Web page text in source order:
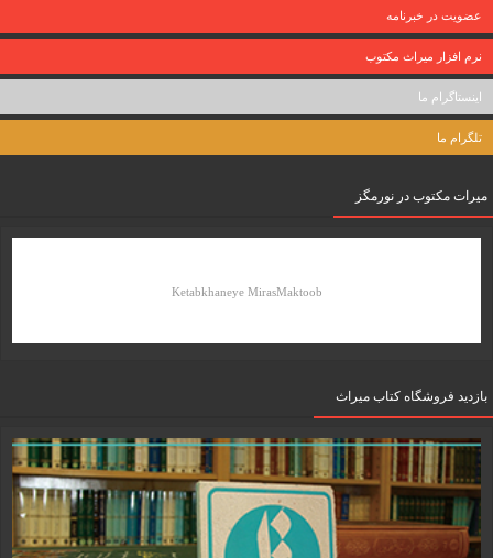
عضویت در خبرنامه
نرم افزار میراث مکتوب
اینستاگرام ما
تلگرام ما
میرات مکتوب در نورمگز
Ketabkhaneye MirasMaktoob
بازدید فروشگاه کتاب میراث